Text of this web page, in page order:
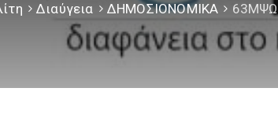
Διαύγεια ΔΗΜΟΣΙΟΝΟΜΙΚΑ